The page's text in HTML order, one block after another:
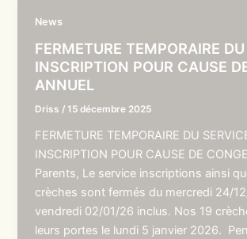
News
FERMETURE TEMPORAIRE
INSCRIPTION POUR CAUSE
ANNUEL
Driss /15 décembre 2025
FERMETURE TEMPORAIRE DU
INSCRIPTION POUR CAUSE DE
Parents, Le service inscriptions ainsi
crèches sont fermés du mercredi 24/
vendredi 02/01/26 inclus. Nos 19
leurs portes le lundi 5 janvier 2026.